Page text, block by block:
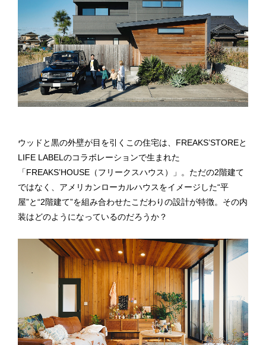
ウッドと黒の外壁が目を引くこの住宅は、FREAKS’STOREと
LIFE LABELのコラボレーションで生まれた
「FREAKS’HOUSE（フリークスハウス）」。ただの2階建て
ではなく、アメリカンローカルハウスをイメージした“平
屋”と“2階建て”を組み合わせたこだわりの設計が特徴。その内
装はどのようになっているのだろうか？